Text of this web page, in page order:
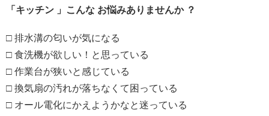
「キッチン 」こんな お悩みありませんか ？
□ 排水溝の匂いが気になる
□ 食洗機が欲しい！と思っている
□ 作業台が狭いと感じている
□ 換気扇の汚れが落ちなくて困っている
□ オール電化にかえようかなと迷っている